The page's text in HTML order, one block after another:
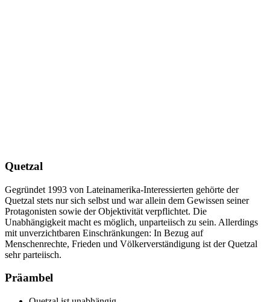
Quetzal
Gegründet 1993 von Lateinamerika-Interessierten gehörte der
Quetzal stets nur sich selbst und war allein dem Gewissen seiner
Protagonisten sowie der Objektivität verpflichtet. Die
Unabhängigkeit macht es möglich, unparteiisch zu sein. Allerdings
mit unverzichtbaren Einschränkungen: In Bezug auf
Menschenrechte, Frieden und Völkerverständigung ist der Quetzal
sehr parteiisch.
Präambel